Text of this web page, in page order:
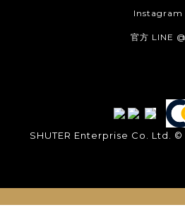
Instagram
官方 LINE @
SHUTER Enterprise Co. Ltd.